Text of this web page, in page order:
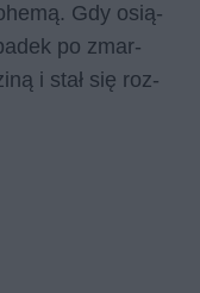
Gdy osią­
po zmar­
i stał się roz­